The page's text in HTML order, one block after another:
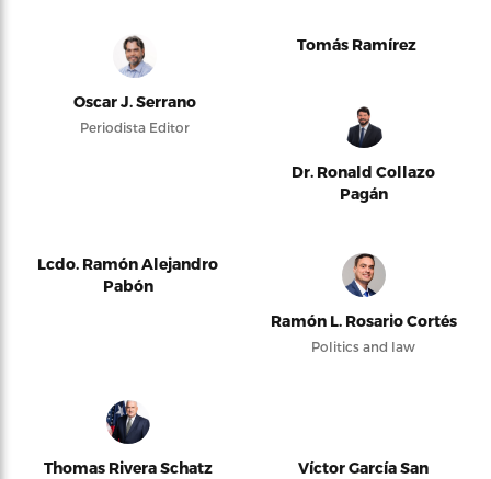
Oscar J. Serrano
Periodista Editor
Tomás Ramírez
Dr. Ronald Collazo
Pagán
Lcdo. Ramón Alejandro
Pabón
Ramón L. Rosario Cortés
Politics and law
Thomas Rivera Schatz
Víctor García San